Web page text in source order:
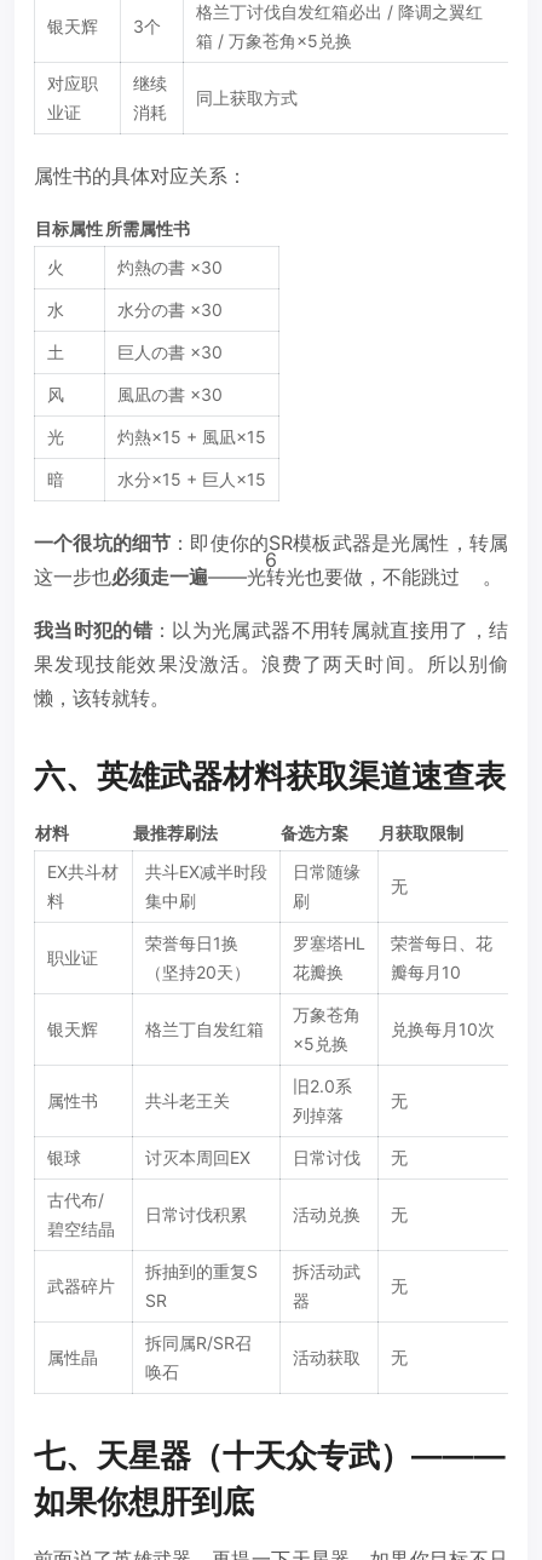
银天辉 3个
格兰丁讨伐自发红箱必出 / 降调之翼红
箱 / 万象苍角×5兑换
对应职
业证
继续
消耗
同上获取方式
属性书的具体对应关系：
目标属性所需属性书
火
灼熱の書 ×30
水 水分の書 ×30
土 巨人の書 ×30
风 風凪の書 ×30
光 灼熱×15 + 風凪×15
暗 水分×15 + 巨人×15
一个很坑的细节 ：即使你的SR模板武器是光属性，转属
这一步也必须走一遍——光转光也要做，不能跳过
6
。
我当时犯的错 ：以为光属武器不用转属就直接用了，结
果发现技能效果没激活。浪费了两天时间。所以别偷
懒，该转就转。
六、英雄武器材料获取渠道速查表
材料 最推荐刷法 备选方案
月获取限制
EX共斗材
料
共斗EX减半时段
集中刷
日常随缘
刷
无
职业证
荣誉每日1换
（坚持20天）
罗塞塔HL
花瓣换
荣誉每日、花
瓣每月10
银天辉 格兰丁自发红箱
万象苍角
×5兑换
兑换每月10次
属性书 共斗老王关
旧2.0系
列掉落
无
银球 讨灭本周回EX 日常讨伐 无
古代布/
碧空结晶
日常讨伐积累 活动兑换 无
武器碎片
拆抽到的重复S
SR
拆活动武
器
无
属性晶
拆同属R/SR召
唤石
活动获取 无
七、天星器（十天众专武）———
如果你想肝到底